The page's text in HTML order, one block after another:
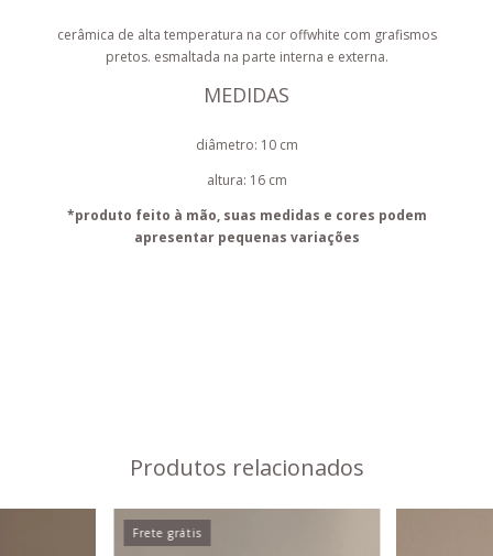
cerâmica de alta temperatura na cor offwhite com grafismos
pretos. esmaltada na parte interna e externa.
MEDIDAS
diâmetro: 10 cm
altura: 16 cm
*produto feito à mão, suas medidas e cores podem
apresentar pequenas variações
Produtos relacionados
Frete grátis